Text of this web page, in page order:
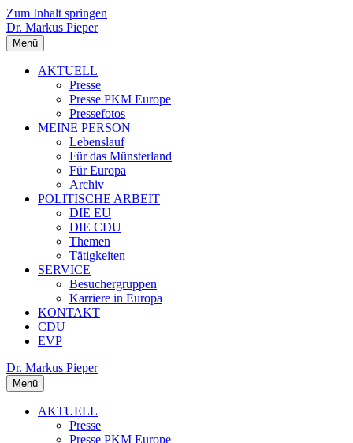
Zum Inhalt springen
Dr. Markus Pieper
Menü
AKTUELL
Presse
Presse PKM Europe
Pressefotos
MEINE PERSON
Lebenslauf
Für das Münsterland
Für Europa
Archiv
POLITISCHE ARBEIT
DIE EU
DIE CDU
Themen
Tätigkeiten
SERVICE
Besuchergruppen
Karriere in Europa
KONTAKT
CDU
EVP
Dr. Markus Pieper
Menü
AKTUELL
Presse
Presse PKM Europe